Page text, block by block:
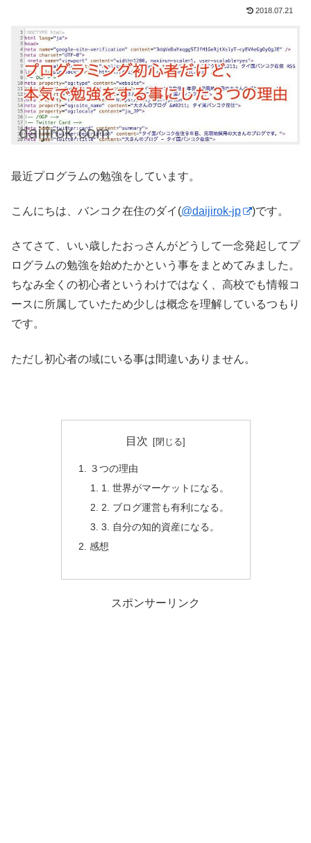
2018.07.21
最近プログラムの勉強をしています。
こんにちは、バンコク在住のダイ(@daijirok-jp )です。
さてさて、いい歳したおっさんがどうして一念発起してプ
ログラムの勉強を始めたかという事をまとめてみました。
ちなみ全くの初心者というわけではなく、高校でも情報コ
ースに所属していたため少しは概念を理解しているつもり
です。
ただし初心者の域にいる事は間違いありません。
目次
３つの理由
1. 世界がマーケットになる。
2. ブログ運営も有利になる。
3. 自分の知的資産になる。
感想
スポンサーリンク